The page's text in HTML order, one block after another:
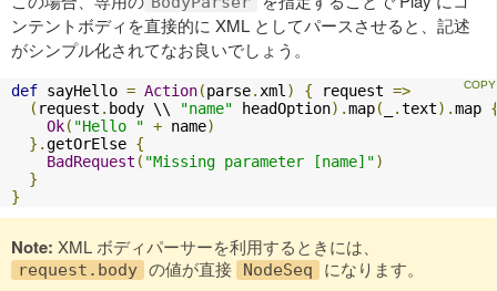
ンテントボディを直接的に XML としてパースさせると、記述
がシンプル化されてなお良いでしょう。
def sayHello = Action(parse. xml ) { request =>
( request . body \\ "name" headOption).map( .text).map
Ok( "Hello " + name)
}.getOrElse {
BadRequest ( "Missing parameter [name]")
}
}
Note: XML ボディパーサーを利用するときには、
request.body の値が直接 NodeSeq になります。